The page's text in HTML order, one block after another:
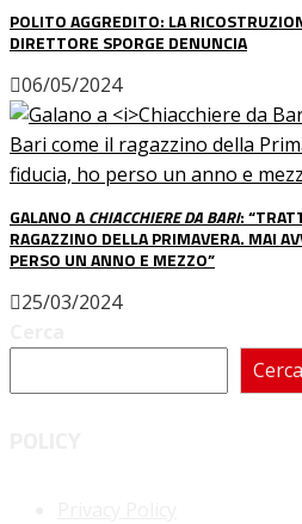
POLITO AGGREDITO: LA
DIRETTORE SPORGE DENUNCIA
06/05/2024
GALANO ACHIACCHIERE DA BARI:
RAGAZZINO DELLA PRIMAVERA. MAI
PERSO UN ANNO E MEZZO”
25/03/2024
Cerca